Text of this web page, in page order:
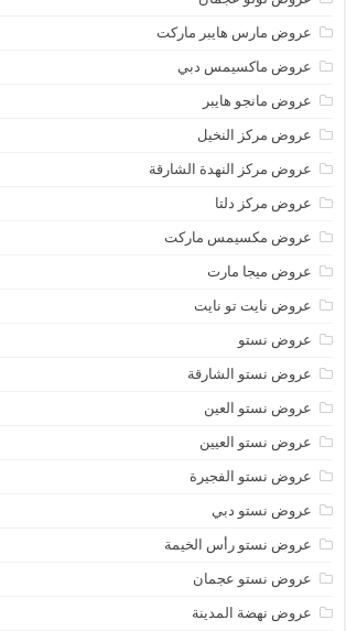
عروض مارس هايبر ماركت
عروض ماكسيمس دبي
عروض مانجو هايبر
عروض مركز النخيل
عروض مركز النهدة الشارقة
عروض مركز دلتا
عروض مكسيمس ماركت
عروض ميجا مارت
عروض نايت تو نايت
عروض نستو
عروض نستو الشارقة
عروض نستو العين
عروض نستو العيين
عروض نستو الفجيرة
عروض نستو دبي
عروض نستو رأس الخيمة
عروض نستو عجمان
عروض نهضة المدينة